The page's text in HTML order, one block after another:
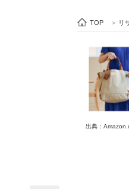
ビジネ
ITエン
TOP > リ
出典：